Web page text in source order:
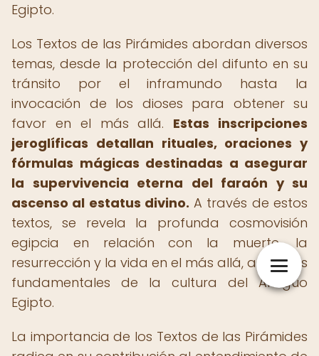
Egipto.
Los Textos de las Pirámides abordan diversos
temas, desde la protección del difunto en su
tránsito por el inframundo hasta la
invocación de los dioses para obtener su
favor en el más allá. Estas inscripciones
jeroglíficas detallan rituales, oraciones y
fórmulas mágicas destinadas a asegurar
la supervivencia eterna del faraón y su
ascenso al estatus divino. A través de estos
textos, se revela la profunda cosmovisión
egipcia en relación con la muerte, la
resurrección y la vida en el más allá, aspectos
fundamentales de la cultura del Antiguo
Egipto.
La importancia de los Textos de las Pirámides